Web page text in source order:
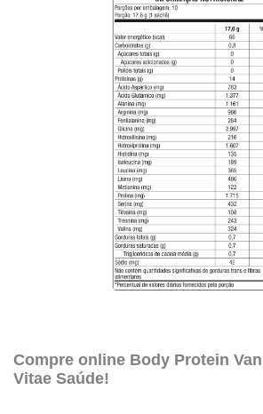
Compre online Body Protein
Vitae Saúde!